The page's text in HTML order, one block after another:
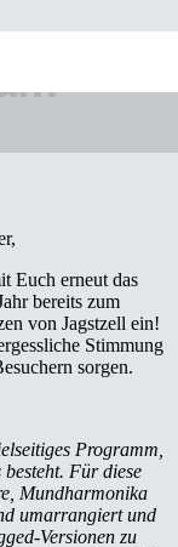
Euch erneut das
bereits zum
von Jagstzell ein!
Stimmung
sorgen.
Programm,
Für diese
Mundharmonika
umarrangiert und
Versionen zu